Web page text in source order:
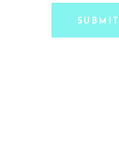
SUBMIT